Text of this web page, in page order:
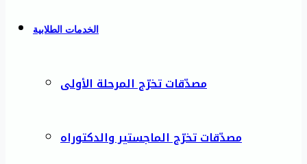
الخدمات الطلابية
مصدّقات تخرّج المرحلة الأولى
مصدّقات تخرّج الماجستير والدكتوراه